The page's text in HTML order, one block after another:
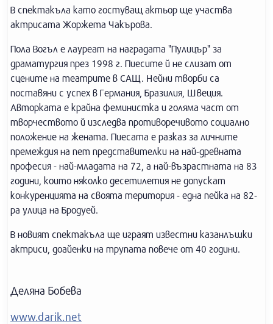
В спектакъла като гостуващ актьор ще участва
актрисата Жоржета Чакърова.
Пола Вогъл е лауреат на наградата "Пулицър" за
драматургия през 1998 г. Пиесите й не слизат от
сцените на театрите в САЩ. Нейни творби са
поставяни с успех в Германия, Бразилия, Швеция.
Авторката е крайна феминистка и голяма част от
творчеството й изследва противоречивото социално
положение на жената. Пиесата е разказ за личните
премеждия на пет представителки на най-древната
професия - най-младата на 72, а най-възрастната на 83
години, които няколко десетилетия не допускат
конкуренцията на своята територия - една пейка на 82-
ра улица на Бродуей.
В новият спектакъла ще играят известни казанлъшки
актриси, доайенки на трупата повече от 40 години.
Деляна Бобева
www.darik.net